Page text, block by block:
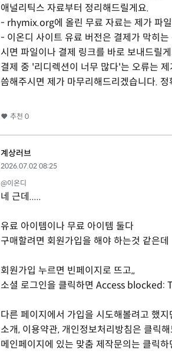
애널리틱스 자료부터 정리해드릴게요.
- rhymix.org에 올린 무료 자료는 제가 파
- 이온디 사이트 유료 버전은 결제가 막히
시면 파일이나 결제 링크를 바로 보내드릴
결제 중 '리디렉션이 너무 많다'는 오류는
씀해주시면 제가 마무리해드리겠습니다. 정
추천 0
계상러브
2026.07.02 08:25
@이온디
네 근데.....
유료 아이템이나 무료 아이템 둘다
구매할려면 회원가입을 해야 하는것 같은데
회원가입 누르면 빈페이지로 뜨고,,
소셜 로그인을 클릭하면 Access
다른 페이지에서 가입을 시도해볼려고 했지
소개, 이용약관, 개인정보처리방침은 클릭
메인페이지에 있는 맞춤 제작문의는 클릭